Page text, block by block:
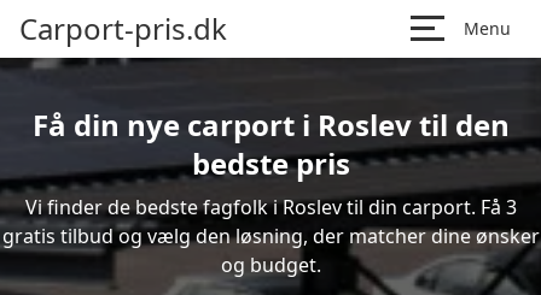
Carport-pris.dk Menu
Få din nye carport i Roslev til den
bedste pris
Vi finder de bedste fagfolk i Roslev til din carport. Få 3
gratis tilbud og vælg den løsning, der matcher dine ønsker
og budget.